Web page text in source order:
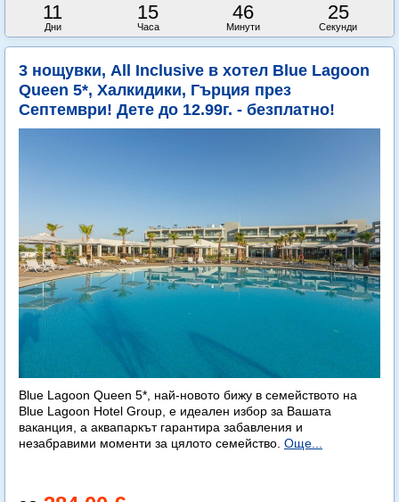
11
Дни
15
Часа
46
Минути
23
Секунди
3 нощувки, All Inclusive в хотел Blue Lagoon
Queen 5*, Халкидики, Гърция през
Септември! Дете до 12.99г. - безплатно!
Blue Lagoon Queen 5*, най-новото бижу в семейството на
Blue Lagoon Hotel Group, е идеален избор за Вашата
ваканция, а аквапаркът гарантира забавления и
незабравими моменти за цялото семейство. Още...